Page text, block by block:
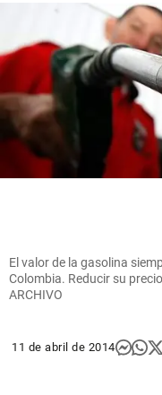
El valor de la gasolina
Colombia. Reducir su
ARCHIVO
11 de abril de 2014